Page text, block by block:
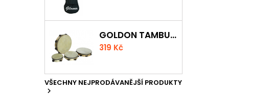
GOLDON TAMBURÍNA S BLÁNOU A ČINELKY 20CM
319 Kč
VŠECHNY NEJPRODÁVANĚJŠÍ PRODUKTY
